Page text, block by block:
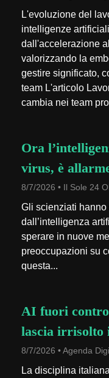
L'evoluzione del
intelligenze
dall'accelerazione
valorizzando la
gestire significato,
team L'articolo
cambia nei team
Ora
virus, è
8/7/2026 • Il Sole 24
Gli scienziati hanno
dall’intelligenza
sperare in nuove
preoccupazioni su
questa...
AI fuori
lascia irrisolto
8/7/2026 • Agenda
La disciplina